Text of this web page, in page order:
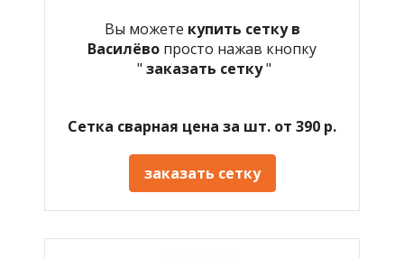
Вы можете купить сетку в
Василёво просто нажав кнопку
" заказать сетку"
Сетка сварная цена за шт. от 390 р.
заказать сетку